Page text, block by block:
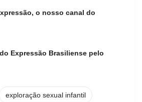
o nosso canal do
Expressão Brasiliense pelo
exploração sexual infantil